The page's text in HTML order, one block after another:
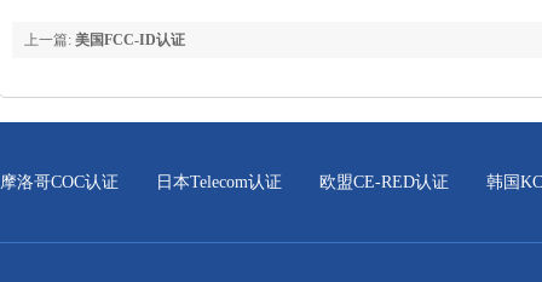
上一篇: 美国FCC-ID认证
摩洛哥COC认证 日本Telecom认证 欧盟CE-RED认证 韩国